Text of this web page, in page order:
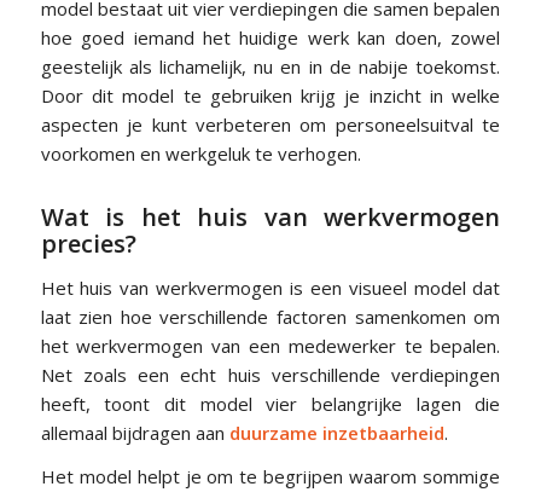
model bestaat uit vier verdiepingen die samen bepalen
hoe goed iemand het huidige werk kan doen, zowel
geestelijk als lichamelijk, nu en in de nabije toekomst.
Door dit model te gebruiken krijg je inzicht in welke
aspecten je kunt verbeteren om personeelsuitval te
voorkomen en werkgeluk te verhogen.
Wat is het huis van werkvermogen
precies?
Het huis van werkvermogen is een visueel model dat
laat zien hoe verschillende factoren samenkomen om
het werkvermogen van een medewerker te bepalen.
Net zoals een echt huis verschillende verdiepingen
heeft, toont dit model vier belangrijke lagen die
allemaal bijdragen aan duurzame inzetbaarheid.
Het model helpt je om te begrijpen waarom sommige